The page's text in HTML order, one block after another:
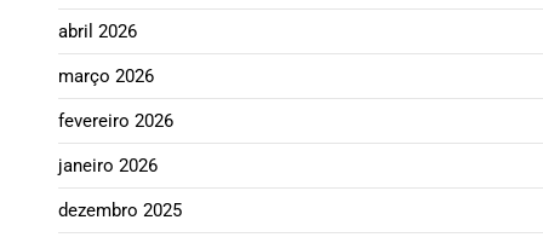
abril 2026
março 2026
fevereiro 2026
janeiro 2026
dezembro 2025